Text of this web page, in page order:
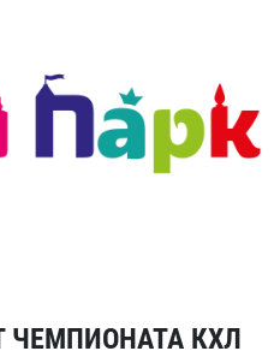
ЧЕМПИОНАТА КХЛ